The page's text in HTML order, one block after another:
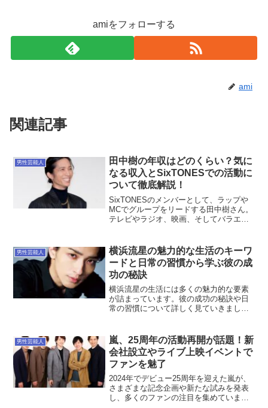
amiをフォローする
ami
関連記事
男性芸能人
田中樹の年収はどのくらい？気に
なる収入とSixTONESでの活動に
ついて徹底解説！
SixTONESのメンバーとして、ラップや
MCでグループをリードする田中樹さん。
テレビやラジオ、映画、そしてバラエテ
す。今回は、田中樹さんの年収や仕事に
ついて詳しく掘り下げ...
男性芸能人
横浜流星の魅力的な生活のキーワ
ードと日常の習慣から学ぶ彼の成
功の秘訣
横浜流星の生活には多くの魅力的な要素
が詰まっています。彼の成功の秘訣や日
常の習慣について詳しく見ていきましょ
で、一日を効率的に過ごすことができる
と信じています。早朝の時間...
男性芸能人
嵐、25周年の活動再開が話題！新
会社設立やライブ上映イベントで
ファンを魅了
2024年でデビュー25周年を迎えた嵐が、
さまざまな記念企画や新たな試みを発表
し、多くのファンの注目を集めていま